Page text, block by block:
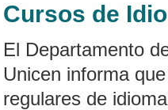
Cursos de
El Departamento
Unicen informa
regulares de